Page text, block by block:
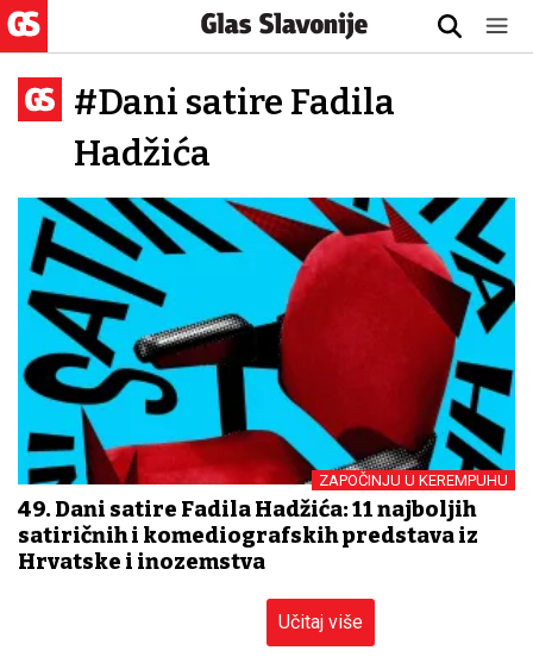
#Dani satire Fadila
Hadžića
ZAPOČINJU U KEREMPUHU
49. Dani satire Fadila Hadžića: 11 najboljih
satiričnih i komediografskih predstava iz
Hrvatske i inozemstva
Učitaj više